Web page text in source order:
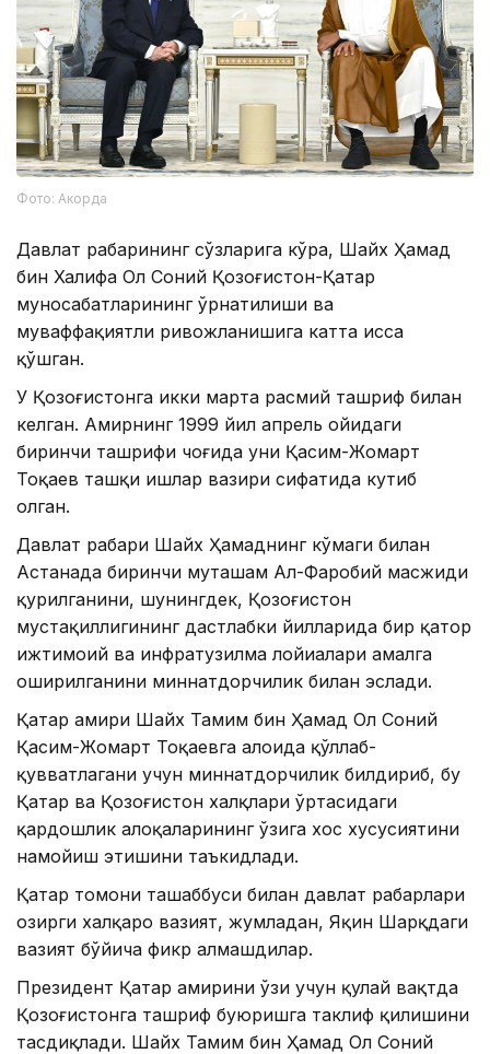
Фото: Акорда
Давлат раҳбарининг сўзларига кўра, Шайх Ҳамад
бин Халифа Ол Соний Қозоғистон-Қатар
муносабатларининг ўрнатилиши ва
муваффақиятли ривожланишига катта ҳисса
қўшган.
У Қозоғистонга икки марта расмий ташриф билан
келган. Амирнинг 1999 йил апрель ойидаги
биринчи ташрифи чоғида уни Қасим-Жомарт
Тоқаев ташқи ишлар вазири сифатида кутиб
олган.
Давлат раҳбари Шайх Ҳамаднинг кўмаги билан
Астанада биринчи муҳташам Ал-Фаробий масжиди
қурилганини, шунингдек, Қозоғистон
мустақиллигининг дастлабки йилларида бир қатор
ижтимоий ва инфратузилма лойиҳалари амалга
оширилганини миннатдорчилик билан эслади.
Қатар амири Шайх Тамим бин Ҳамад Ол Соний
Қасим-Жомарт Тоқаевга алоҳида қўллаб-
қувватлагани учун миннатдорчилик билдириб, бу
Қатар ва Қозоғистон халқлари ўртасидаги
қардошлик алоқаларининг ўзига хос хусусиятини
намойиш этишини таъкидлади.
Қатар томони ташаббуси билан давлат раҳбарлари
ҳозирги халқаро вазият, жумладан, Яқин Шарқдаги
вазият бўйича фикр алмашдилар.
Президент Қатар амирини ўзи учун қулай вақтда
Қозоғистонга ташриф буюришга таклиф қилишини
тасдиқлади. Шайх Тамим бин Ҳамад Ол Соний